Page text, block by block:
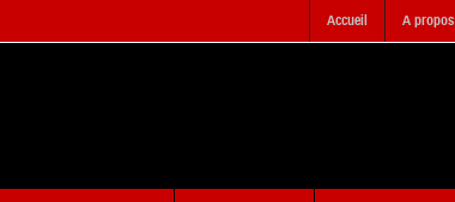
Accueil A propos